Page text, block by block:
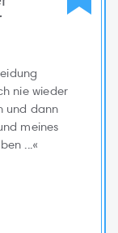
nie wieder
und dann
meines
...«